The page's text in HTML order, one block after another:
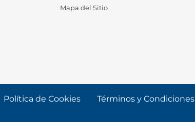
Mapa del Sitio
Política de Cookies Términos y Condiciones